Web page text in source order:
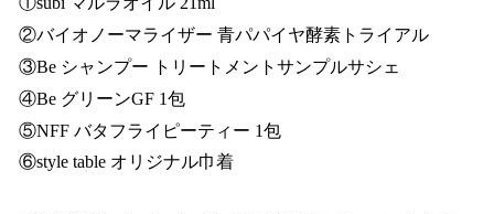
②バイオノーマライザー 青パパイヤ酵素トライアル
③Be シャンプー トリートメントサンプルサシェ
④Be グリーンGF 1包
⑤NFF バタフライピーティー 1包
⑥style table オリジナル巾着